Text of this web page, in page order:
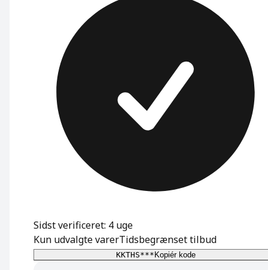
Sidst verificeret: 4 uge
Kun udvalgte varerTidsbegrænset tilbud
KKTHS***Kopiér kode